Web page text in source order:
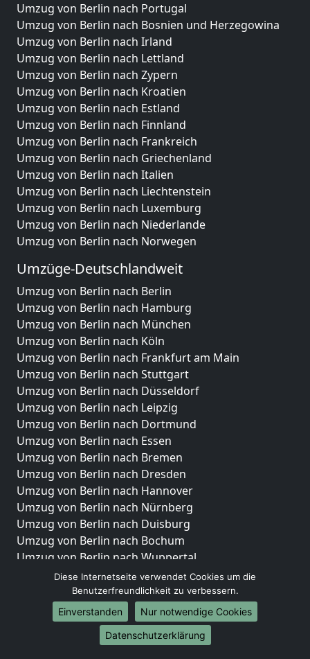
Umzug von Berlin nach Portugal
Umzug von Berlin nach Bosnien und Herzegowina
Umzug von Berlin nach Irland
Umzug von Berlin nach Lettland
Umzug von Berlin nach Zypern
Umzug von Berlin nach Kroatien
Umzug von Berlin nach Estland
Umzug von Berlin nach Finnland
Umzug von Berlin nach Frankreich
Umzug von Berlin nach Griechenland
Umzug von Berlin nach Italien
Umzug von Berlin nach Liechtenstein
Umzug von Berlin nach Luxemburg
Umzug von Berlin nach Niederlande
Umzug von Berlin nach Norwegen
Umzüge-Deutschlandweit
Umzug von Berlin nach Berlin
Umzug von Berlin nach Hamburg
Umzug von Berlin nach München
Umzug von Berlin nach Köln
Umzug von Berlin nach Frankfurt am Main
Umzug von Berlin nach Stuttgart
Umzug von Berlin nach Düsseldorf
Umzug von Berlin nach Leipzig
Umzug von Berlin nach Dortmund
Umzug von Berlin nach Essen
Umzug von Berlin nach Bremen
Umzug von Berlin nach Dresden
Umzug von Berlin nach Hannover
Umzug von Berlin nach Nürnberg
Umzug von Berlin nach Duisburg
Umzug von Berlin nach Bochum
Umzug von Berlin nach Wuppertal
Umzug von Berlin nach Bielefeld
Umzug von Berlin nach Bonn
Umzug von Berlin nach Münster
Internationale-Umzüge
Diese Internetseite verwendet Cookies um die
Benutzerfreundlichkeit zu verbessern.
Einverstanden
Nur notwendige Cookies
Datenschutzerklärung